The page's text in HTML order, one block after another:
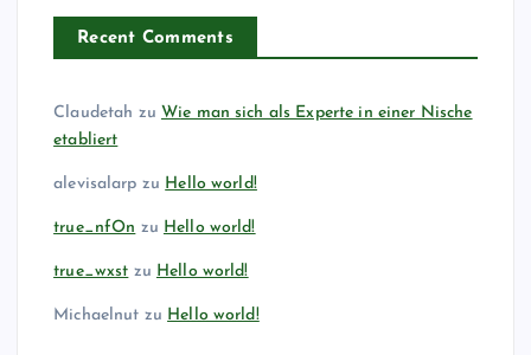
Recent Comments
Claudetah zu Wie man sich als Experte in einer Nische
etabliert
alevisalarp zu Hello world!
true_nfOn zu Hello world!
true_wxst zu Hello world!
Michaelnut zu Hello world!